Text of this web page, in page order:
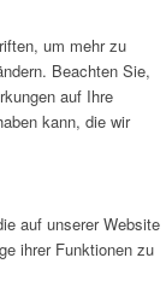
um mehr zu
Beachten Sie,
auf Ihre
kann, die wir
auf unserer Website
ihrer Funktionen zu